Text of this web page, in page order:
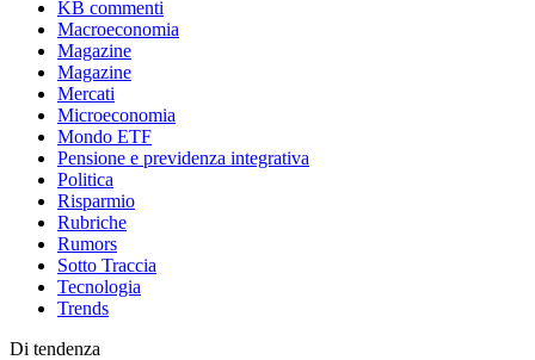
KB commenti
Macroeconomia
Magazine
Magazine
Mercati
Microeconomia
Mondo ETF
Pensione e previdenza integrativa
Politica
Risparmio
Rubriche
Rumors
Sotto Traccia
Tecnologia
Trends
Di tendenza